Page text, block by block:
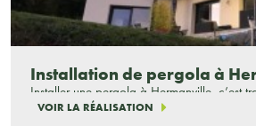
Installation de pergola à
Installer une pergola à Hermanville, c’est
VOIR LA RÉALISATION